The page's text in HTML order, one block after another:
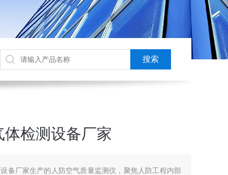
检测设备厂家
备厂家生产的人防空气质量监测仪，聚焦人防工程内部